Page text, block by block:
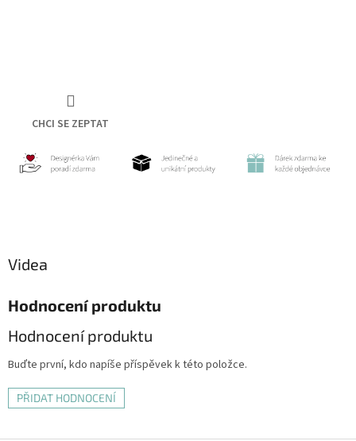
CHCI SE ZEPTAT
Videa
Hodnocení produktu
Hodnocení produktu
Buďte první, kdo napíše příspěvek k této položce.
PŘIDAT HODNOCENÍ